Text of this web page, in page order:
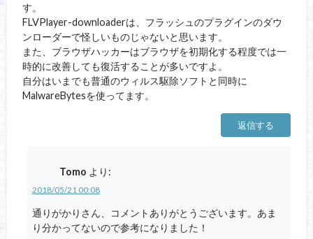
す。
FLVPlayer-downloaderは、フラッシュのプラグインのダウ
ンローダーで怪しいものじゃないと思います。
また、ブラウザハッカーはブラウザを初期化する程度では一
時的に改善しても復活することが多いですよ。
自分はいまでも普通のウィルス駆除ソフトと同時に
MalwareBytesを使ってます。
返信する
Tomo より:
2018/05/21 00:08
通りがかりさん、コメントありがとうございます。あま
り分かってないので参考になりました！